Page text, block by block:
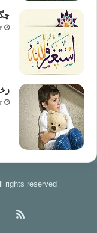
rights reserved